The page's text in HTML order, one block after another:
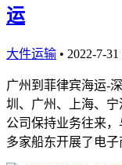
运
大件运输 • 2022-7-
广州到菲律宾海运-
圳、广州、上海、
公司保持业务往来
多家船东开展了电